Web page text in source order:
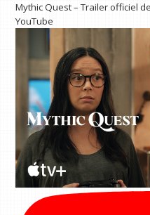
Mythic Quest – Trailer officiel
YouTube